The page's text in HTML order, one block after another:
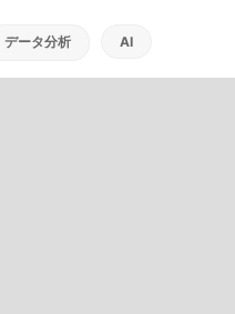
データ分析 AI